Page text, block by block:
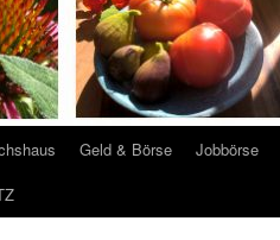
Geld & Börse Jobbörse